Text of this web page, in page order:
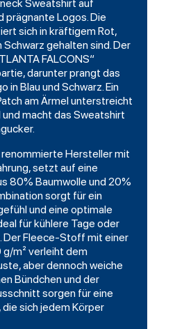
Sweatshirt auf
prägnante Logos. Die
sich in kräftigem Rot,
Schwarz gehalten sind. Der
FALCONS“
darunter prangt das
in Blau und Schwarz. Ein
am Ärmel unterstreicht
macht das Sweatshirt
Hersteller mit
setzt auf eine
80% Baumwolle und 20%
sorgt für ein
und eine optimale
für kühlere Tage oder
Der Fleece-Stoff mit einer
m² verleiht dem
aber dennoch weiche
Bündchen und der
sorgen für eine
sich jedem Körper